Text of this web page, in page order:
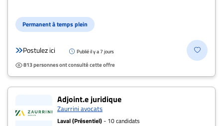
Permanent à temps plein
Postulez ici Publié il y a 7 jours
813 personnes ont consulté cette offre
Adjoint.e juridique
Zaurrini avocats
Laval (Présentiel)- 10 candidats